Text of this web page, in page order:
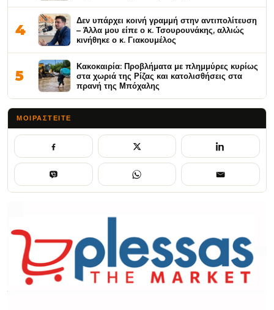
4
Δεν υπάρχει κοινή γραμμή στην αντιπολίτευση
– Άλλα μου είπε ο κ. Τσουρουνάκης, αλλιώς
κινήθηκε ο κ. Γιακουμέλος
5
Κακοκαιρία: Προβλήματα με πλημμύρες κυρίως
στα χωριά της Ρίζας και κατολισθήσεις στα
πρανή της Μπόχαλης
ΜΟΙΡΑΣΤΕΊΤΕ